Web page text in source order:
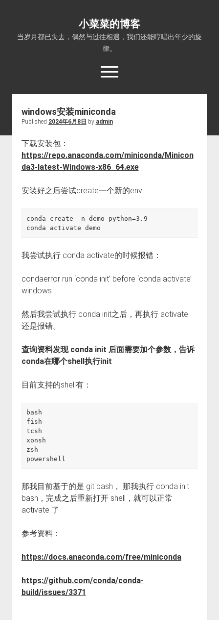
小菜菜的博客
当岁月都已失去，偶然与过往相遇，我们还能哼唱出年少的旋
律。
open
menu
windows安装miniconda
Published 2024年6月8日 by admin
下载安装包：
https://repo.anaconda.com/miniconda/Minicon
da3-latest-Windows-x86_64.exe
安装好之后尝试create一个新的env
conda create -n demo python=3.9
conda activate demo
我尝试执行 conda activate的时候报错：
condaerror run ‘conda init’ before ‘conda activate’
windows
然后我尝试执行 conda init之后，再执行 activate
还是报错。
查询资料发现 conda init 后面需要加个参数，告诉
conda在哪个shell执行init
目前支持的shell有：
bash
fish
tcsh
xonsh
zsh
powershell
那我目前基于的是 git bash， 那我执行 conda init
bash，完成之后重新打开 shell，就可以正常
activate 了
参考资料：
https://docs.anaconda.com/free/miniconda
https://github.com/conda/conda-
build/issues/3371